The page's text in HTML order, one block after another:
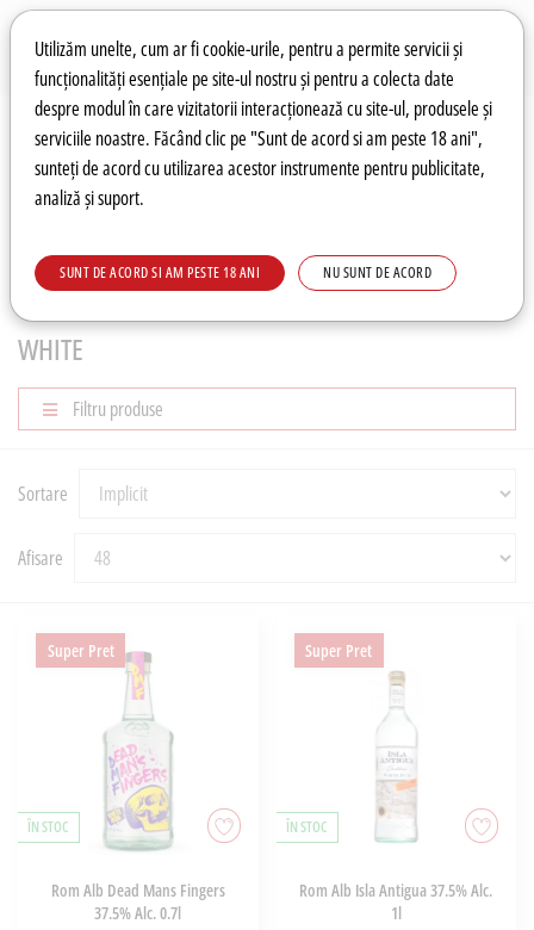
Preferințe pentru cookie-uri
Utilizăm unelte, cum ar fi cookie-urile, pentru a permite servicii și
funcționalități esențiale pe site-ul nostru și pentru a colecta date
despre modul în care vizitatorii interacționează cu site-ul, produsele și
serviciile noastre. Făcând clic pe "Sunt de acord si am peste 18 ani",
sunteți de acord cu utilizarea acestor instrumente pentru publicitate,
analiză și suport.
SUNT DE ACORD SI AM PESTE 18 ANI NU SUNT DE ACORD
Wishlist Autentificare
ROM White
WHITE
Filtru produse
Sortare
Afisare
Super Pret
ÎN STOC
Rom Alb Dead Mans Fingers
37.5% Alc. 0.7l
Super Pret
ÎN STOC
Rom Alb Isla Antigua 37.5% Alc.
1l